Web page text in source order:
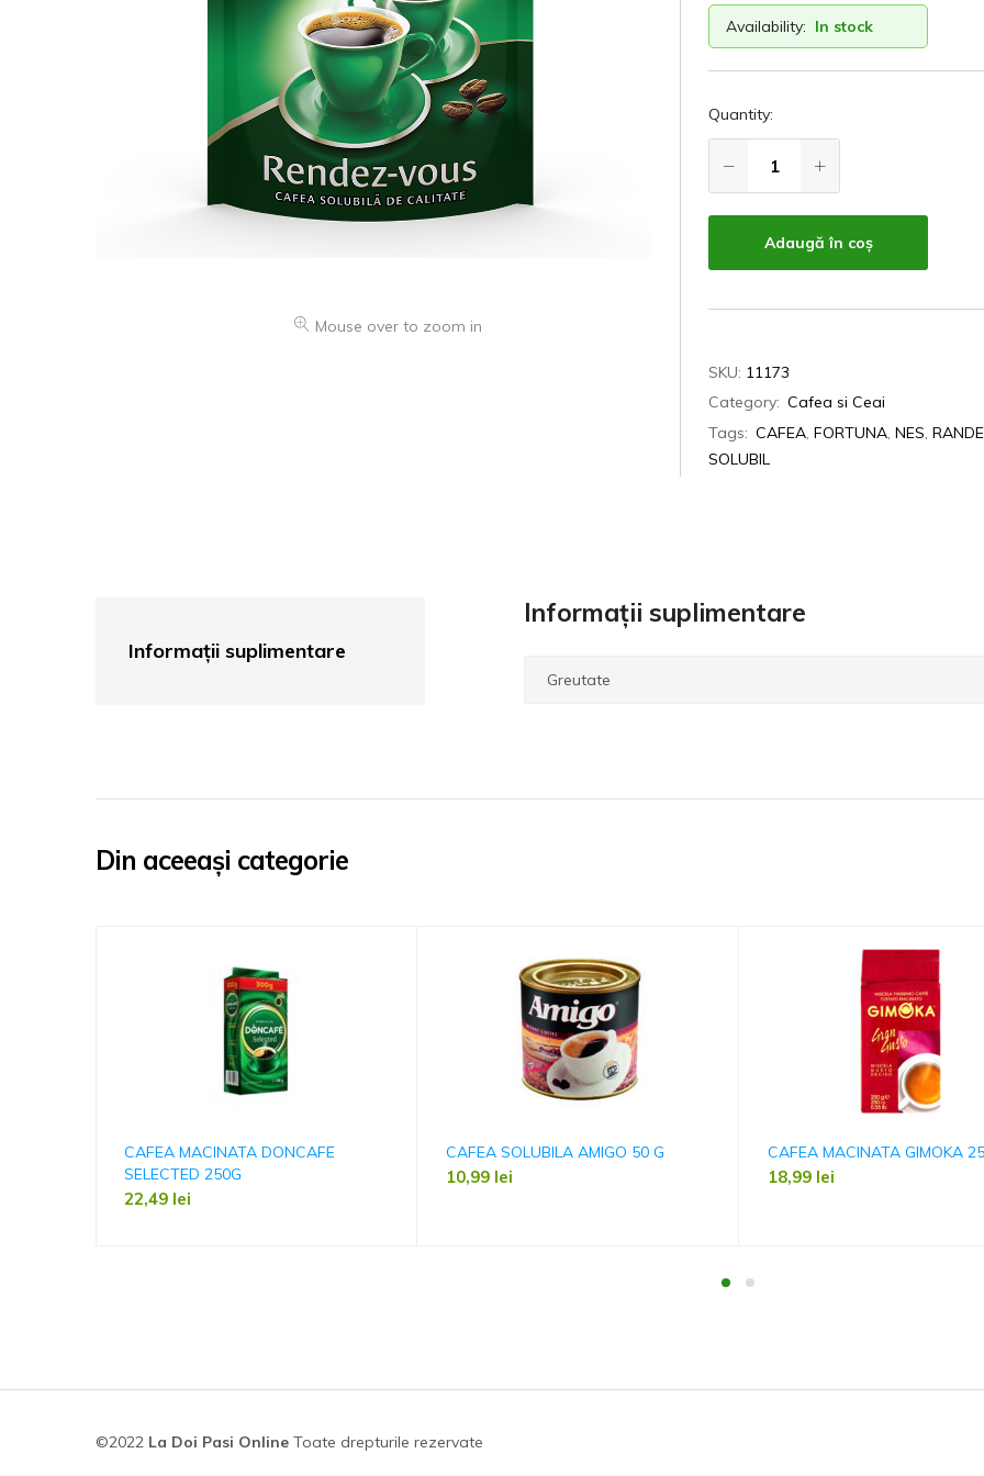
Mouse over to zoom in
Availability: In stock
Quantity:
Adaugă în coș
SKU: 11173
Category: Cafea si Ceai
Tags: CAFEA,FORTUNA,NES,
SOLUBIL
Informații suplimentare
Informații suplimentare
Greutate
Din aceeași categorie
CAFEA MACINATA DONCAFE
SELECTED 250G
22,49 lei
CAFEA SOLUBILA AMIGO 50 G
10,99 lei
CAFEA MACINATA GIMOKA
18,99 lei
©2022 La Doi Pasi Online Toate drepturile rezervate